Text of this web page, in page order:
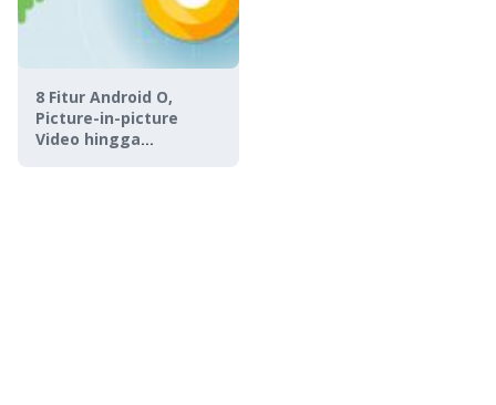
8 Fitur Android O,
Picture-in-picture
Video hingga